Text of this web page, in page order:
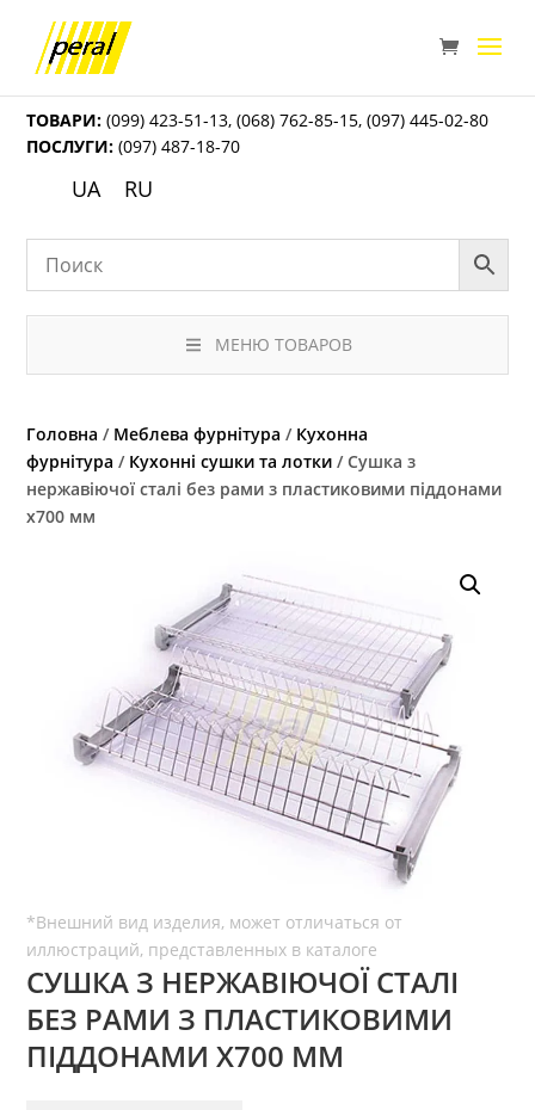
ТОВАРИ: (099) 423-51-13,(068) 762-85-15,(097) 445-02-80
ПОСЛУГИ: (097) 487-18-70
UA RU
МЕНЮ ТОВАРОВ
Головна / Меблева фурнітура / Кухонна
фурнітура / Кухонні сушки та лотки / Сушка з
нержавіючої сталі без рами з пластиковими піддонами
х700 мм
СУШКА З НЕРЖАВІЮЧОЇ СТАЛІ
БЕЗ РАМИ З ПЛАСТИКОВИМИ
ПІДДОНАМИ Х700 ММ